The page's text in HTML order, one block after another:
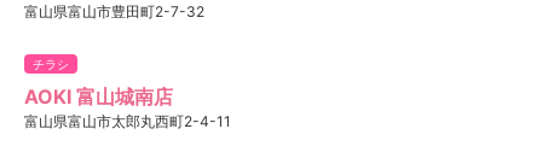
富山県富山市豊田町2-7-32
チラシ
AOKI 富山城南店
富山県富山市太郎丸西町2-4-11